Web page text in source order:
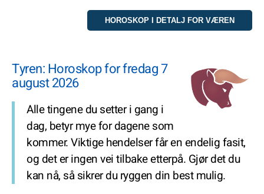
Tyren: Horoskop for fredag 7
august 2026
Alle tingene du setter i gang i
dag, betyr mye for dagene som
kommer. Viktige hendelser får en endelig fasit,
og det er ingen vei tilbake etterpå. Gjør det du
kan nå, så sikrer du ryggen din best mulig.